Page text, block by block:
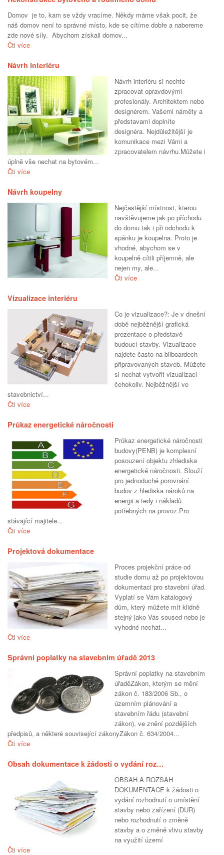
Domov je to, kam se vždy vracíme. Někdy máme však pocit, že
náš domov není to správné místo, kde se cítíme dobře a nabereme
zde nové síly. Abychom získali domov...
Čti více
Návrh interiéru
Návrh interiéru si nechte
zpracovat opravdovými
profesionály. Architektem nebo
designérem. Vašemi náměty a
představami doplníte
designéra. Nejdůležitější je
komunikace mezi Vámi a
zpracovatelem návrhu.Můžete i
úplně vše nechat na bytovém...
Čti více
Návrh koupelny
Nejčastější místnost, kterou
navštěvujeme jak po příchodu
do domu tak i při odchodu k
spánku je koupelna. Proto je
vhodné, abychom se v
koupelně cítili příjemně, ale
nejen my, ale...
Čti více
Vizualizace interiéru
Co je vizualizace?: Je v dnešní
době nejběžnější grafická
prezentace o představě
budoucí stavby. Vizualizace
najdete často na bilboardech
připravovaných staveb. Můžete
si nechat vytvořit vizualizaci
čehokoliv. Nejběžnější ve
stavebnictví...
Čti více
Průkaz energetické náročnosti
Průkaz energetické náročnosti
budovy(PENB) je komplexní
posouzení objektu zhlediska
energetické náročnosti. Slouží
pro jednoduché porovnání
budov z hlediska nároků na
energii a tedy i nákladů
potřebných na provoz.Pro
stávající majitele...
Čti více
Projektová dokumentace
Proces projekční práce od
studie domu až po projektovou
dokumentaci pro stavební úřad.
Vyplatí se Vám katalogový
dům, který můžete mít klidně
stejný jako Vás soused nebo je
vyhodné nechat...
Čti více
Správní poplatky na stavebním úřadě 2013
Správní poplatky na stavebním
úřaděZákon, kterým se mění
zákon č. 183/2006 Sb., o
územním plánování a
stavebním řádu (stavební
zákon), ve znění pozdějších
předpisů, a některé související zákonyZákon č. 634/2004...
Čti více
Obsah dokumentace k žádosti o vydání roz…
OBSAH A ROZSAH
DOKUMENTACE k žádosti o
vydání rozhodnutí o umístění
stavby nebo zařízení (DUR)
nebo rozhodnutí o změně
stavby a o změně vlivu stavby
na využití území
Čti více